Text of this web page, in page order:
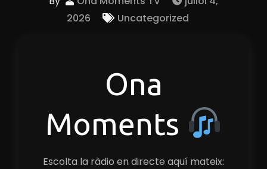
2026
Uncategorized
Ona
Moments
Escolta la ràdio en directe aquí mateix: